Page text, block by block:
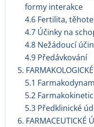
formy interakce
4.6 Fertilita,
4.7 Účinky na
4.8 Nežádoucí
4.9 Předávkování
5.
5.1
5.2
5.3 Předklinické
6. FARMACEUTICKÉ